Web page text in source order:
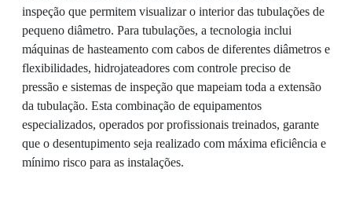
inspeção que permitem visualizar o interior das tubulações de
pequeno diâmetro. Para tubulações, a tecnologia inclui
máquinas de hasteamento com cabos de diferentes diâmetros e
flexibilidades, hidrojateadores com controle preciso de
pressão e sistemas de inspeção que mapeiam toda a extensão
da tubulação. Esta combinação de equipamentos
especializados, operados por profissionais treinados, garante
que o desentupimento seja realizado com máxima eficiência e
mínimo risco para as instalações.